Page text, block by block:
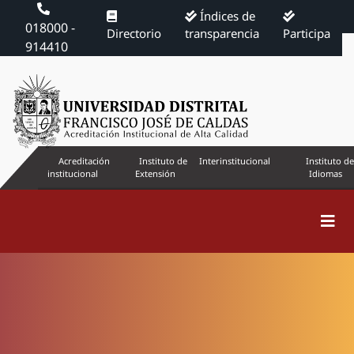
018000 -
914410
Directorio
Índices de
transparencia
Participa
Acreditación
institucional
Instituto de
Extensión
Interinstitucional
Instituto de
Idiomas